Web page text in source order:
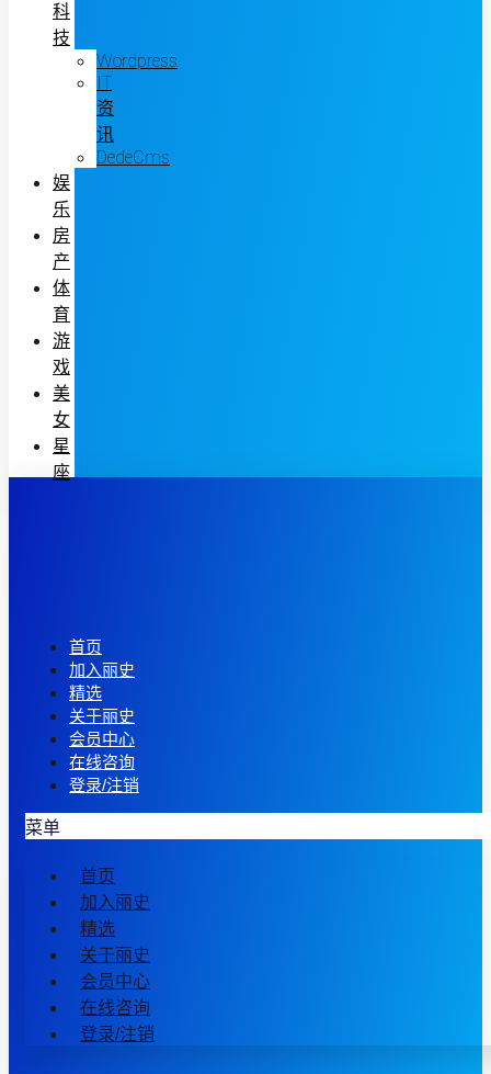
科
技
Wordpress
IT
资
讯
DedeCms
娱
乐
房
产
体
育
游
戏
美
女
星
座
首页
加入丽史
精选
关于丽史
会员中心
在线咨询
登录/注销
菜单
首页
加入丽史
精选
关于丽史
会员中心
在线咨询
登录/注销